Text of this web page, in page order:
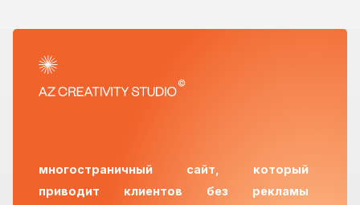
многостраничный сайт, который
приводит клиентов без рекламы